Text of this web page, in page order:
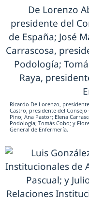
Ricardo De Lorenzo,
Castro, presidente del Consejo
Pino; Ana Pastor; Elena
Podología; Tomás Cobo; y
General de Enfermería.